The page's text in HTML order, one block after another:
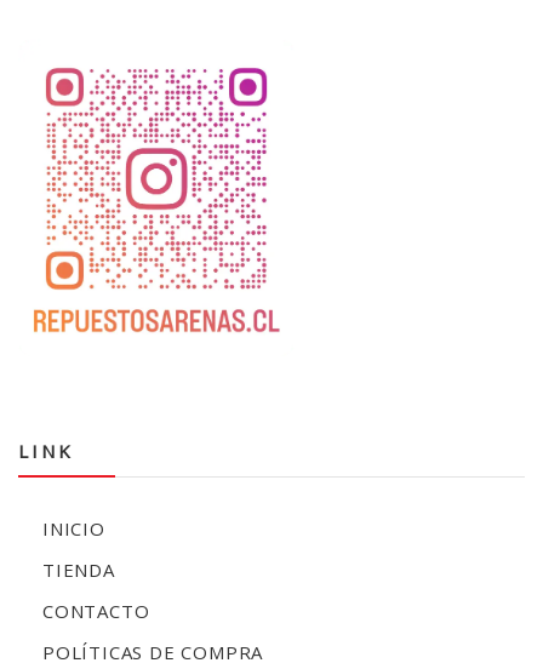
LINK
INICIO
TIENDA
CONTACTO
POLÍTICAS DE COMPRA